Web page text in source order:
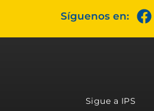
Síguenos en:
Sigue a IPS